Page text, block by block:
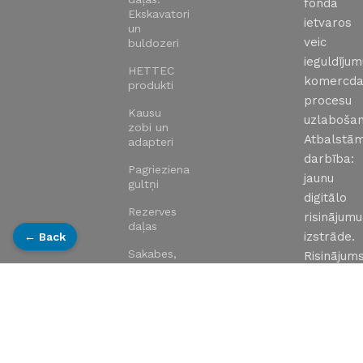
Ekskavatori
un
buldozeri
HETTEC
produkti
Kausu
zobi un
adapteri
Pagrieziena
gultņi
Rezerves
daļas
Sakabes,
kausi,
ietvaros
veic
procesu
darbība:
jaunu
digitālo
risinājumu
izstrāde.
← Back